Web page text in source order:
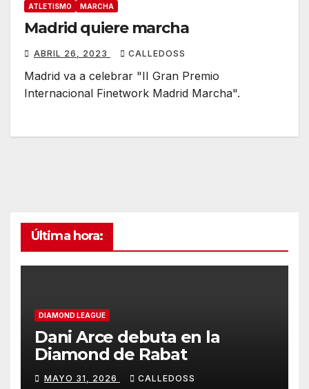
ATLETISMO MARCHA
Madrid quiere marcha
ABRIL 26, 2023 CALLEDOSS
Madrid va a celebrar "II Gran Premio
Internacional Finetwork Madrid Marcha".
Última hora:
DIAMOND LEAGUE
Dani Arce debuta en la
Diamond de Rabat
MAYO 31, 2026 CALLEDOSS